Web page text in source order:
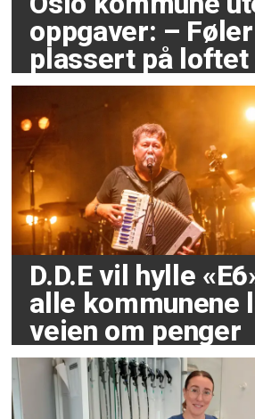
oppgaver: –
plassert på
D.D.E vil hylle
alle kommunene
veien om penger